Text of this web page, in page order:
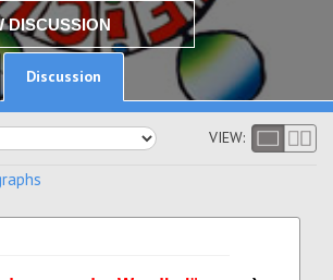
DISCUSSION
Discussion
VIEW: